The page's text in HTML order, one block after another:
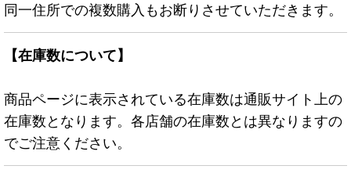
同一住所での複数購入もお断りさせていただきます。
【在庫数について】
商品ページに表示されている在庫数は通販サイト上の
在庫数となります。各店舗の在庫数とは異なりますの
でご注意ください。